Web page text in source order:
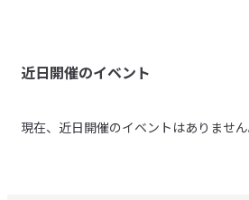
近日開催のイベント
現在、近日開催のイベントはありません